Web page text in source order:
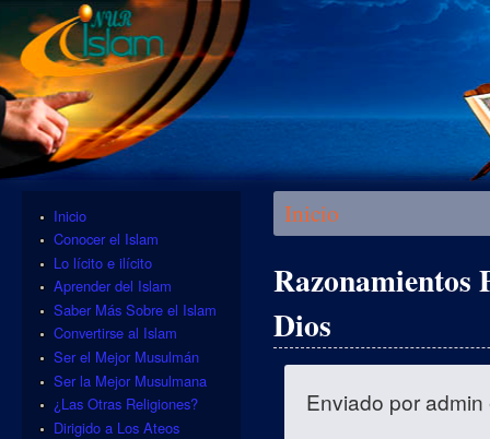
Se encuentra usted aquí
Inicio
Razonamientos
Dios
Enviado poradmin
Inicio
Conocer el Islam
Lo lícito e ilícito
Aprender del Islam
Saber Más Sobre el Islam
Convertirse al Islam
Ser el Mejor Musulmán
Ser la Mejor Musulmana
¿Las Otras Religiones?
Dirigido a Los Ateos